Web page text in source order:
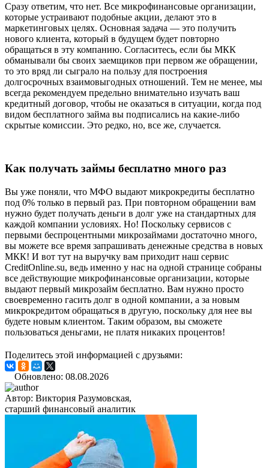
Сразу ответим, что нет. Все микрофинансовые организации,
которые устраивают подобные акции, делают это в
маркетинговых целях. Основная задача — это получить
нового клиента, который в будущем будет повторно
обращаться в эту компанию. Согласитесь, если бы МКК
обманывали бы своих заемщиков при первом же обращении,
то это вряд ли сыграло на пользу для построения
долгосрочных взаимовыгодных отношений. Тем не менее, мы
всегда рекомендуем предельно внимательно изучать ваш
кредитный договор, чтобы не оказаться в ситуации, когда под
видом бесплатного займа вы подписались на какие-либо
скрытые комиссии. Это редко, но, все же, случается.
Как получать займы бесплатно много раз
Вы уже поняли, что МФО выдают микрокредиты бесплатно
под 0% только в первый раз. При повторном обращении вам
нужно будет получать деньги в долг уже на стандартных для
каждой компании условиях. Но! Поскольку сервисов с
первыми беспроцентными микрозаймами достаточно много,
вы можете все время запрашивать денежные средства в новых
МКК! И вот тут на выручку вам приходит наш сервис
CreditOnline.su, ведь именно у нас на одной странице собраны
все действующие микрофинансовые организации, которые
выдают первый микрозайм бесплатно. Вам нужно просто
своевременно гасить долг в одной компании, а за новым
микрокредитом обращаться в другую, поскольку для нее вы
будете новым клиентом. Таким образом, вы сможете
пользоваться деньгами, не платя никаких процентов!
Поделитесь этой информацией с друзьями:
Обновлено: 08.08.2026
Автор: Виктория Разумовская,
старший финансовый аналитик